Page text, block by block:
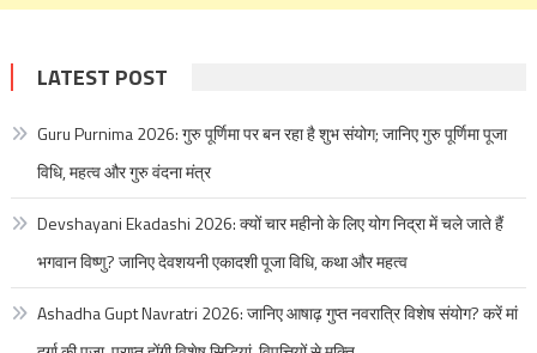
LATEST POST
Guru Purnima 2026: गुरु पूर्णिमा पर बन रहा है शुभ संयोग; जानिए गुरु पूर्णिमा पूजा
विधि, महत्व और गुरु वंदना मंत्र
Devshayani Ekadashi 2026: क्यों चार महीनो के लिए योग निद्रा में चले जाते हैं
भगवान विष्णु? जानिए देवशयनी एकादशी पूजा विधि, कथा और महत्व
Ashadha Gupt Navratri 2026: जानिए आषाढ़ गुप्त नवरात्रि विशेष संयोग? करें मां